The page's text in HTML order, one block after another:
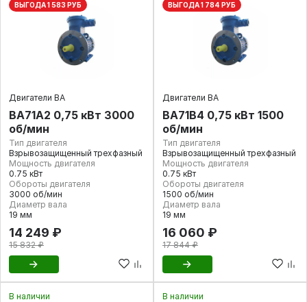
ВЫГОДА 1 583 РУБ
Двигатели ВА
ВА71А2 0,75 кВт 3000
об/мин
Тип двигателя
Взрывозащищенный трехфазный
Мощность двигателя
0.75 кВт
Обороты двигателя
3000 об/мин
Диаметр вала
19 мм
14 249 ₽
15 832 ₽
ВЫГОДА 1 784 РУБ
Двигатели ВА
ВА71В4 0,75 кВт 1500
об/мин
Тип двигателя
Взрывозащищенный трехфазный
Мощность двигателя
0.75 кВт
Обороты двигателя
1500 об/мин
Диаметр вала
19 мм
16 060 ₽
17 844 ₽
В наличии В наличии